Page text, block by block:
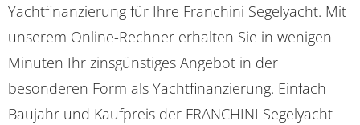
Yachtfinanzierung für Ihre Franchini Segelyacht. Mit
unserem Online-Rechner erhalten Sie in wenigen
Minuten Ihr zinsgünstiges Angebot in der
besonderen Form als Yachtfinanzierung. Einfach
Baujahr und Kaufpreis der FRANCHINI Segelyacht